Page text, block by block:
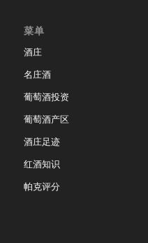
菜单
酒庄
名庄酒
葡萄酒投资
葡萄酒产区
酒庄足迹
红酒知识
帕克评分